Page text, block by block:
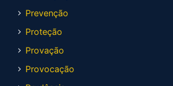
Prevenção
Proteção
Provação
Provocação